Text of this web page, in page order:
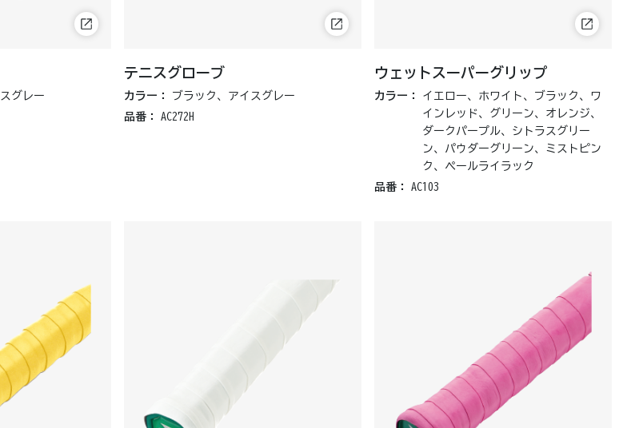
グレー
テニスグローブ
カラー：
ブラック、アイスグレー
品番：
AC272H
ウェットスーパーグリップ
カラー：
イエロー、ホワイト、ブラック、ワ
インレッド、グリーン、オレンジ、
ダークパープル、シトラスグリー
ン、パウダーグリーン、ミストピン
ク、ペールライラック
品番：
AC103